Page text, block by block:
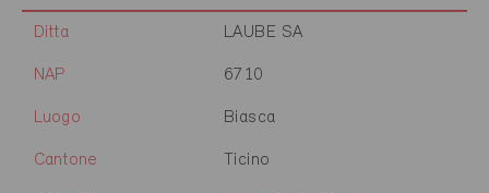
Ditta LAUBE SA
NAP 6710
Luogo Biasca
Cantone Ticino